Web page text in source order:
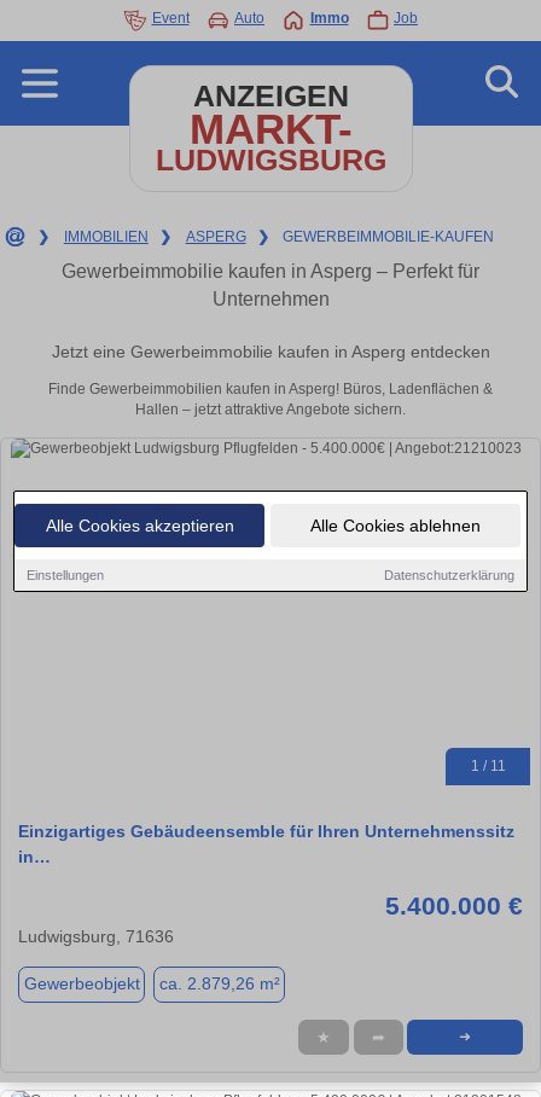
Alle Cookies akzeptieren Alle Cookies ablehnen
Einstellungen Datenschutzerklärung
Event Auto Immo Job
ANZEIGEN
MARKT-
LUDWIGSBURG
❯ IMMOBILIEN ❯ ASPERG ❯ GEWERBEIMMOBILIE-KAUFEN
Gewerbeimmobilie kaufen in Asperg – Perfekt für
Unternehmen
Jetzt eine Gewerbeimmobilie kaufen in Asperg entdecken
Finde Gewerbeimmobilien kaufen in Asperg! Büros, Ladenflächen &
Hallen – jetzt attraktive Angebote sichern.
1 / 11
Einzigartiges Gebäudeensemble für Ihren Unternehmenssitz
in…
5.400.000 €
Ludwigsburg, 71636
Gewerbeobjekt ca. 2.879,26 m²
★ ➦ ➜